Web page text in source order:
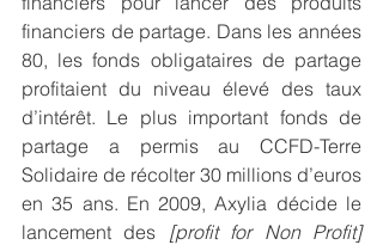
financiers de partage. Dans les années
80, les fonds obligataires de partage
profitaient du niveau élevé des taux
d’intérêt. Le plus important fonds de
partage a permis au CCFD-Terre
Solidaire de récolter 30 millions d’euros
en 35 ans. En 2009, Axylia décide le
lancement des [profit for Non Profit]